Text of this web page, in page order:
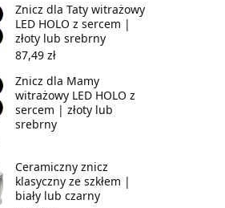
Znicz dla Taty witrażowy
LED HOLO z sercem |
złoty lub srebrny
87,49 zł
Znicz dla Mamy
witrażowy LED HOLO z
sercem | złoty lub
srebrny
Ceramiczny znicz
klasyczny ze szkłem |
biały lub czarny